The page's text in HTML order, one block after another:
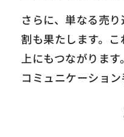
さらに、単なる売
割も果たします。
上にもつながりま
コミュニケーション